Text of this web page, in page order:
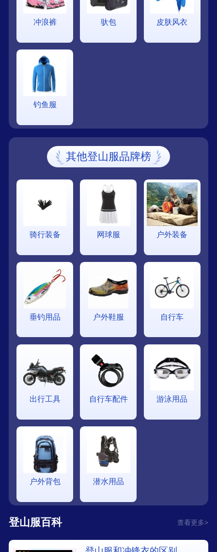
冲浪裤 驮包 皮肤风衣
钓鱼服
其他登山服品牌榜
骑行装备 网球服 户外装备
垂钓用品 户外鞋服 自行车
出行工具 自行车配件 游泳用品
户外背包 潜水用品
登山服百科 查看更多>